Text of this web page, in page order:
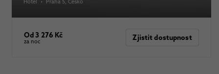
Od 3 276 Kč
za noc Zjistit dostupnost